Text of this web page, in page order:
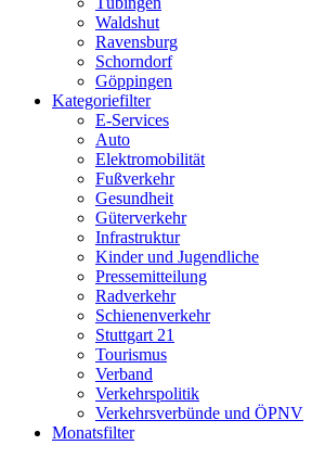
Waldshut
Ravensburg
Schorndorf
Göppingen
Kategoriefilter
E-Services
Auto
Elektromobilität
Fußverkehr
Gesundheit
Güterverkehr
Infrastruktur
Kinder und Jugendliche
Pressemitteilung
Radverkehr
Schienenverkehr
Stuttgart 21
Tourismus
Verband
Verkehrspolitik
Verkehrsverbünde und ÖPNV
Monatsfilter